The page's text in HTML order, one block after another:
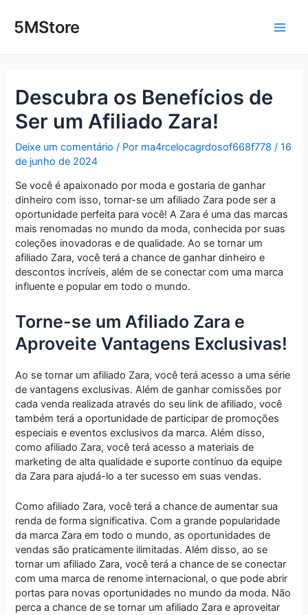
para5MStore
Descubra os Benefícios de
Ser um Afiliado Zara!
Deixe um comentário / Por ma4rcelocagrdosof668f778/16
de junho de 2024
Se você é apaixonado por moda e gostaria de ganhar
dinheiro com isso, tornar-se um afiliado Zara pode ser a
oportunidade perfeita para você! A Zara é uma das marcas
mais renomadas no mundo da moda, conhecida por suas
coleções inovadoras e de qualidade. Ao se tornar um
afiliado Zara, você terá a chance de ganhar dinheiro e
descontos incríveis, além de se conectar com uma marca
influente e popular em todo o mundo.
Torne-se um Afiliado Zara e
Aproveite Vantagens Exclusivas!
Ao se tornar um afiliado Zara, você terá acesso a uma série
de vantagens exclusivas. Além de ganhar comissões por
cada venda realizada através do seu link de afiliado, você
também terá a oportunidade de participar de promoções
especiais e eventos exclusivos da marca. Além disso,
como afiliado Zara, você terá acesso a materiais de
marketing de alta qualidade e suporte contínuo da equipe
da Zara para ajudá-lo a ter sucesso em suas vendas.
Como afiliado Zara, você terá a chance de aumentar sua
renda de forma significativa. Com a grande popularidade
da marca Zara em todo o mundo, as oportunidades de
vendas são praticamente ilimitadas. Além disso, ao se
tornar um afiliado Zara, você terá a chance de se conectar
com uma marca de renome internacional, o que pode abrir
portas para novas oportunidades no mundo da moda. Não
perca a chance de se tornar um afiliado Zara e aproveitar
navigation